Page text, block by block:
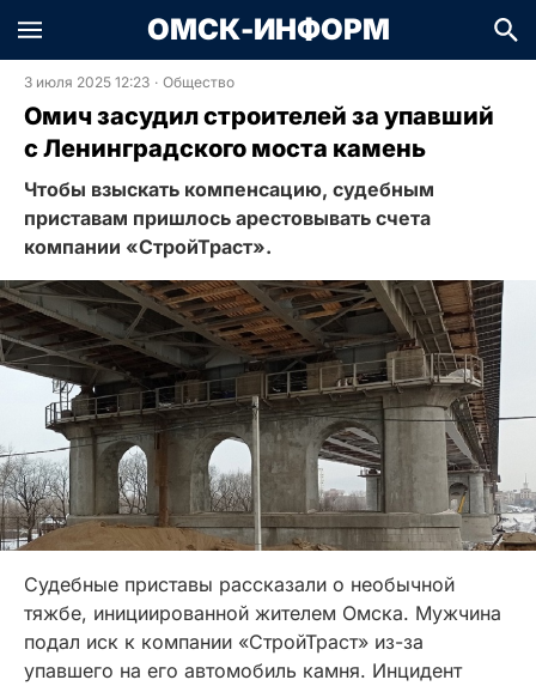
ОМСК-ИНФОРМ
3 июля 2025 12:23 · Общество
Омич засудил строителей за упавший
с Ленинградского моста камень
Чтобы взыскать компенсацию, судебным
приставам пришлось арестовывать счета
компании «СтройТраст».
Судебные приставы рассказали о необычной
тяжбе, инициированной жителем Омска. Мужчина
подал иск к компании «СтройТраст» из-за
упавшего на его автомобиль камня. Инцидент